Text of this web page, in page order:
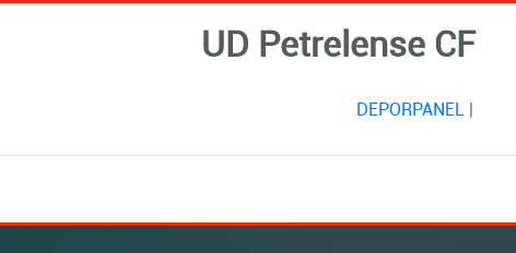
UD Petrelense CF
DEPORPANEL|